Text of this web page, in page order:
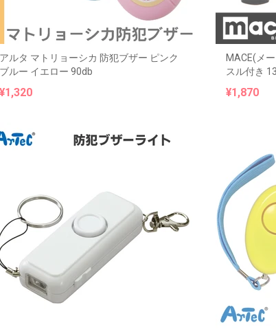
アルタ マトリョーシカ 防犯ブザー ピンク
ブルー イエロー 90db
¥1,320
MACE(メ
スル付き
¥1,870